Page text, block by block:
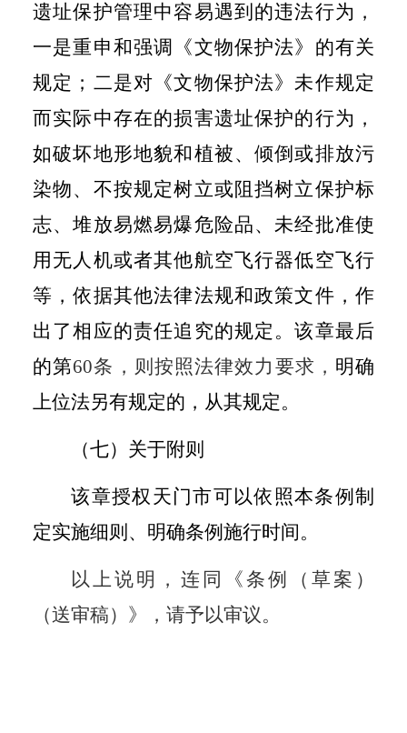
遗址保护管理中容易遇到的违法行为，
一是重申和强调《文物保护法》的有关
规定；二是对《文物保护法》未作规定
而实际中存在的损害遗址保护的行为，
如破坏地形地貌和植被、倾倒或排放污
染物、不按规定树立或阻挡树立保护标
志、堆放易燃易爆危险品、未经批准使
用无人机或者其他航空飞行器低空飞行
等，依据其他法律法规和政策文件，作
出了相应的责任追究的规定。该章最后
的第60条，则按照法律效力要求， 明确
上位法另有规定的，从其规定。
（七）关于附则
该章授权天门市可以依照本条例制
定实施细则、明确条例施行时间。
以上说明，连同《条例（草案）
（送审稿）》，请予以审议。